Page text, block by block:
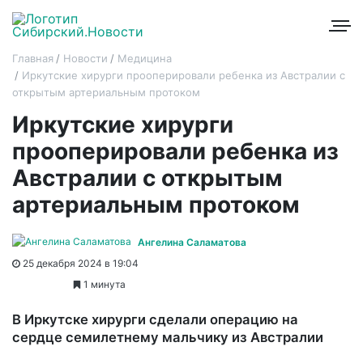
Главная Новости
Медицина
Иркутские хирурги прооперировали ребенка из Австралии с
открытым артериальным протоком
Иркутские хирурги
прооперировали ребенка из
Австралии с открытым
артериальным протоком
Ангелина Саламатова
25 декабря 2024 в 19:04
1 минута
В Иркутске хирурги сделали операцию на
сердце семилетнему мальчику из Австралии